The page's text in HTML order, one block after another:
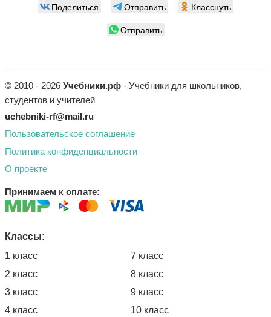
Поделиться Отправить
Класснуть
Отправить
© 2010 - 2026 Учебники.рф - Учебники для школьников,
студентов и учителей
uchebniki-rf@mail.ru
Пользовательское соглашение
Политика конфиденциальности
О проекте
Принимаем к оплате:
Классы:
1 класс
2 класс
3 класс
4 класс
7 класс
8 класс
9 класс
10 класс